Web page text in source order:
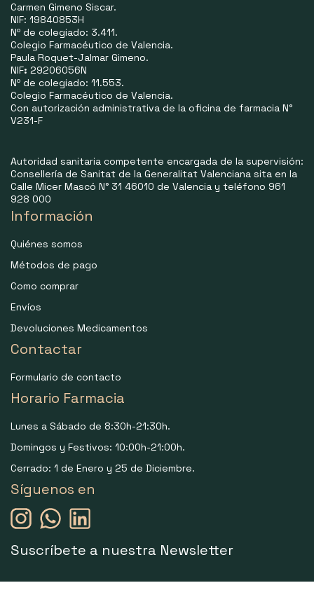
Carmen Gimeno Siscar.
NIF: 19840853H
Nº de colegiado: 3.411.
Colegio Farmacéutico de Valencia.
Paula Roquet-Jalmar Gimeno.
NIF: 29206056N
Nº de colegiado: 11.553.
Colegio Farmacéutico de Valencia.
Con autorización administrativa de la oficina de farmacia N°
V231-F
Autoridad sanitaria competente encargada de la supervisión:
Consellería de Sanitat de la Generalitat Valenciana sita en la
Calle Micer Mascó N° 31 46010 de Valencia y teléfono 961
928 000
Información
Quiénes somos
Métodos de pago
Como comprar
Envíos
Devoluciones Medicamentos
Contactar
Formulario de contacto
Horario Farmacia
Lunes a Sábado de 8:30h-21:30h.
Domingos y Festivos: 10:00h-21:00h.
Cerrado: 1 de Enero y 25 de Diciembre.
Síguenos en
Suscríbete a nuestra Newsletter